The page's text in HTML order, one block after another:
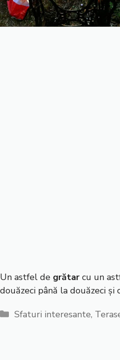
Un astfel de grătar cu un
douăzeci până la douăzeci și
Categorii
Sfaturi interesante,